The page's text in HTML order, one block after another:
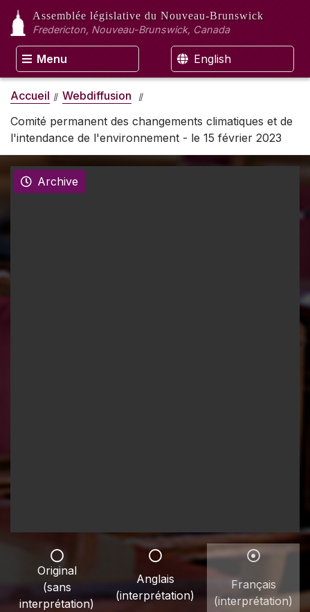
Assemblée législative du Nouveau-Brunswick
Fredericton, Nouveau-Brunswick, Canada
Menu English
Accueil
Webdiffusion
Comité permanent des changements climatiques et de
l'intendance de l'environnement - le 15 février 2023
Archive
Original
(sans
interprétation)
Anglais
(interprétation)
Français
(interprétation)